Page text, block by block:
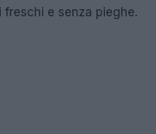
e senza pieghe.